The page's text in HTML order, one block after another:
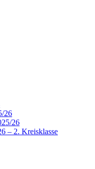
26
26
– 2. Kreisklasse